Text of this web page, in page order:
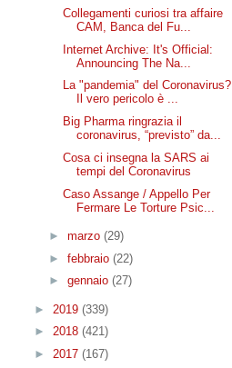
Collegamenti curiosi tra affaire
CAM, Banca del Fu...
Internet Archive: It's Official:
Announcing The Na...
La "pandemia" del Coronavirus?
Il vero pericolo è ...
Big Pharma ringrazia il
coronavirus, “previsto” da...
Cosa ci insegna la SARS ai
tempi del Coronavirus
Caso Assange / Appello Per
Fermare Le Torture Psic...
► marzo (29)
► febbraio (22)
► gennaio (27)
► 2019 (339)
► 2018 (421)
► 2017 (167)